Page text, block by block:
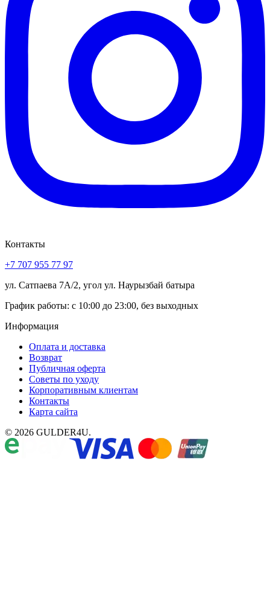
Контакты
+7 707 955 77 97
ул. Сатпаева 7А/2, угол ул. Наурызбай батыра
График работы: с 10:00 до 23:00, без выходных
Информация
Оплата и доставка
Возврат
Публичная оферта
Советы по уходу
Корпоративным клиентам
Контакты
Карта сайта
© 2026 GULDER4U.